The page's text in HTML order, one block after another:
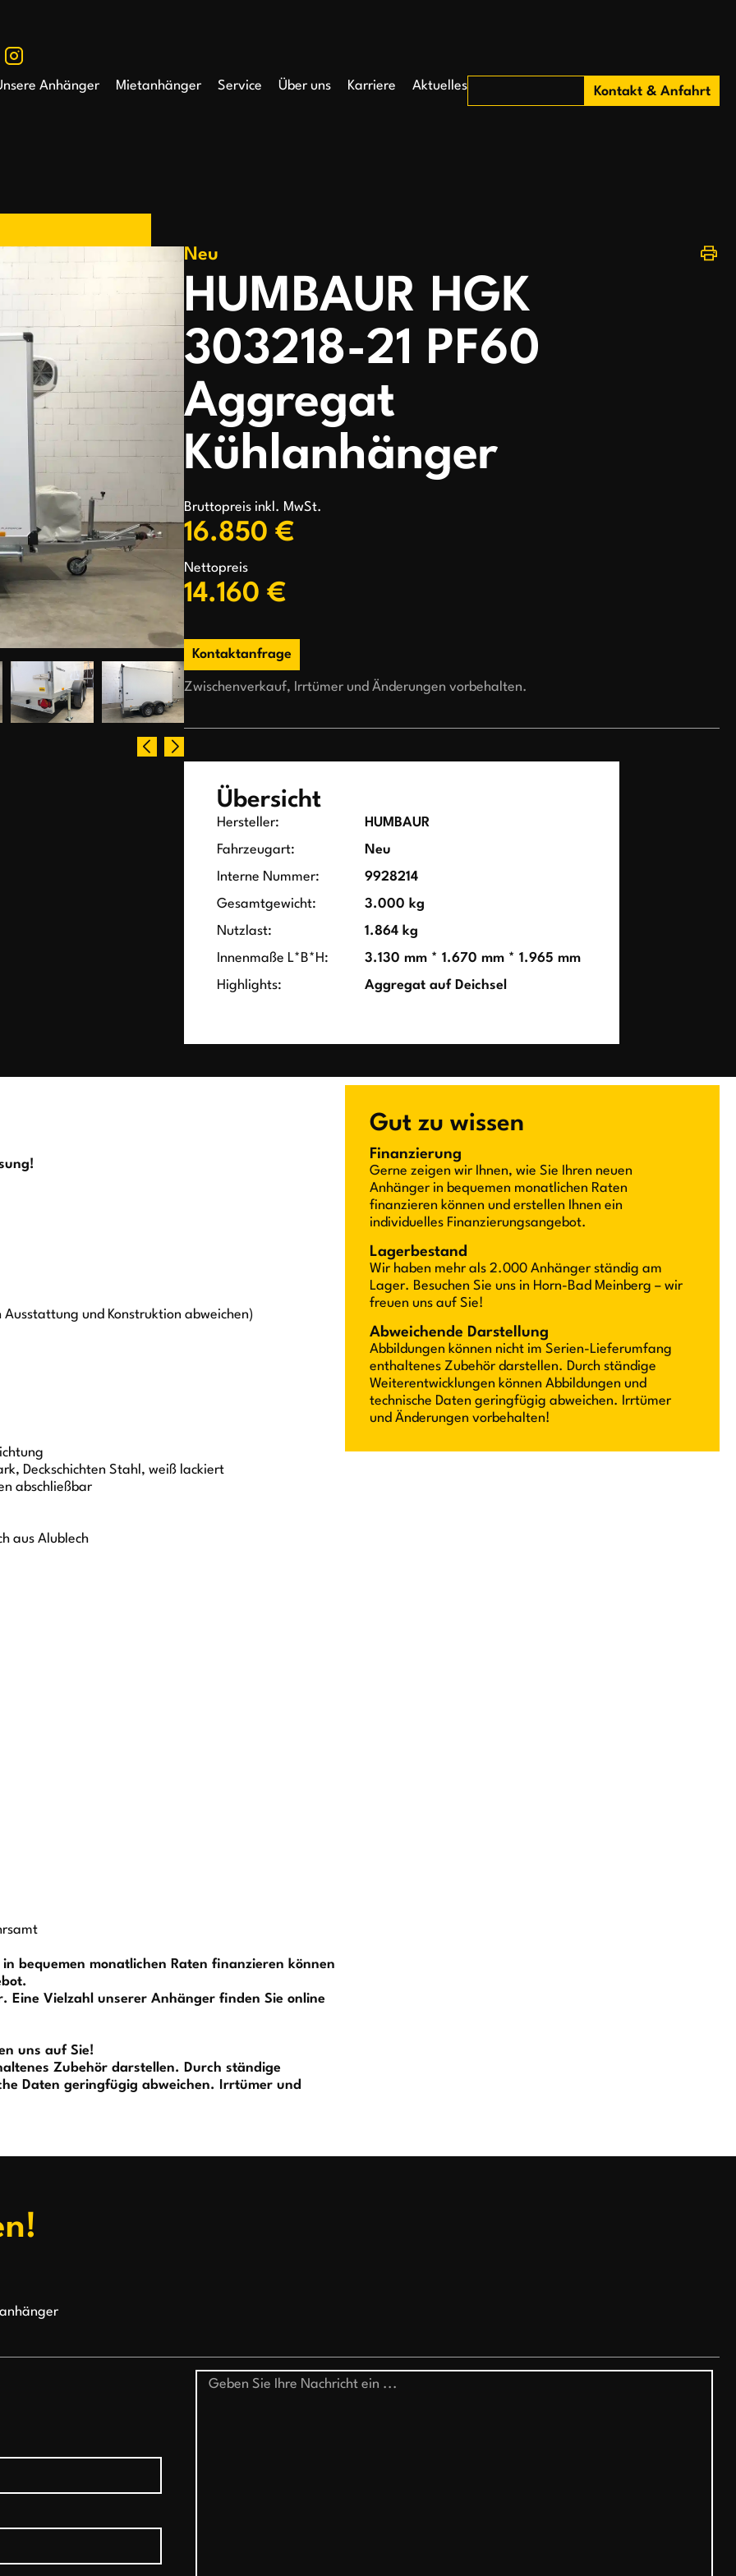
Anhänger Mietanhänger Service Über uns Karriere Aktuelles Kontakt & Anfahrt
Neu
HUMBAUR HGK
303218-21 PF60
Aggregat
Kühlanhänger
Bruttopreis inkl. MwSt.
16.850 €
Nettopreis
14.160 €
Kontaktanfrage
Zwischenverkauf, Irrtümer und Änderungen vorbehalten.
Übersicht
Hersteller:
HUMBAUR
Fahrzeugart:
Neu
Interne Nummer:
9928214
Gesamtgewicht:
3.000 kg
Nutzlast:
1.864 kg
Innenmaße L*B*H:
3.130 mm * 1.670 mm * 1.965 mm
Highlights:
Aggregat auf Deichsel
und Konstruktion abweichen)
Deckschichten Stahl, weiß lackiert
abschließbar
aus Alublech
bequemen monatlichen Raten finanzieren können
Vielzahl unserer Anhänger finden Sie online
uns auf Sie!
Zubehör darstellen. Durch ständige
Daten geringfügig abweichen. Irrtümer und
Gut zu wissen
Finanzierung
Gerne zeigen wir Ihnen, wie Sie Ihren neuen
Anhänger in bequemen monatlichen Raten
finanzieren können und erstellen Ihnen ein
individuelles Finanzierungsangebot.
Lagerbestand
Wir haben mehr als 2.000 Anhänger ständig am
Lager. Besuchen Sie uns in Horn-Bad Meinberg – wir
freuen uns auf Sie!
Abweichende Darstellung
Abbildungen können nicht im Serien-Lieferumfang
enthaltenes Zubehör darstellen. Durch ständige
Weiterentwicklungen können Abbildungen und
technische Daten geringfügig abweichen. Irrtümer
und Änderungen vorbehalten!